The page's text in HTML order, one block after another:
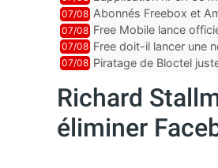
Mobile, Orange, SFR ...
07/08 Abonnés Freebox et
07/08 Free Mobile lance
des promos et des
07/08 Free doit-il lancer une
07/08 Piratage de Bloctel
Richard
éliminer